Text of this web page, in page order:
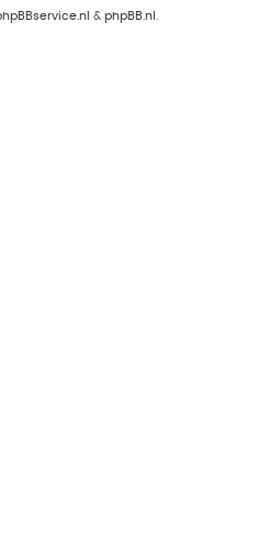
& phpBB.nl .